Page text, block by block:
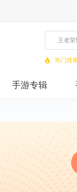
热门搜
手游专辑